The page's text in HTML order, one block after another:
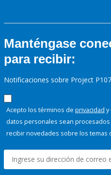
Manténgase
para recibir:
Notificaciones sobre Project
Acepto los términos de privacidad y
datos personales sean
recibir novedades sobre los temas